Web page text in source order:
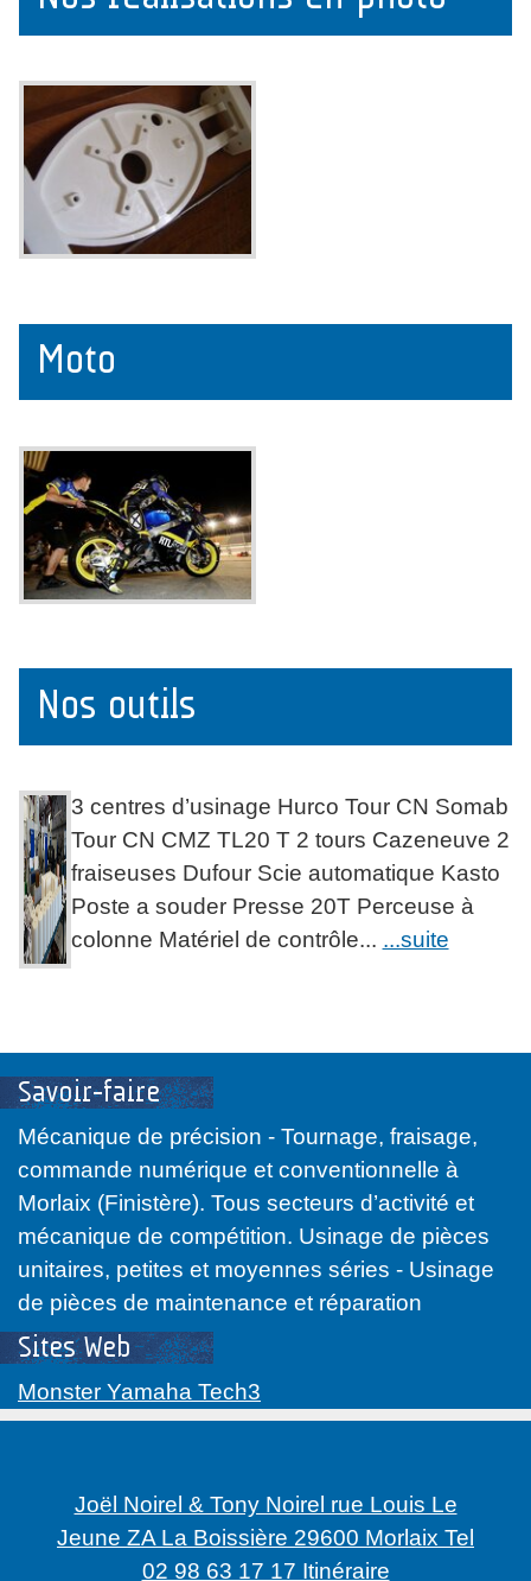
Moto
Nos outils
3 centres d’usinage Hurco Tour CN Somab
Tour CN CMZ TL20 T 2 tours Cazeneuve 2
fraiseuses Dufour Scie automatique Kasto
Poste a souder Presse 20T Perceuse à
colonne Matériel de contrôle... ...suite
Savoir-faire
Mécanique de précision - Tournage, fraisage,
commande numérique et conventionnelle à
Morlaix (Finistère). Tous secteurs d’activité et
mécanique de compétition. Usinage de pièces
unitaires, petites et moyennes séries - Usinage
de pièces de maintenance et réparation
Sites Web
Monster Yamaha Tech3
Joël Noirel & Tony Noirel rue Louis Le
Jeune ZA La Boissière 29600 Morlaix Tel
02 98 63 17 17 Itinéraire